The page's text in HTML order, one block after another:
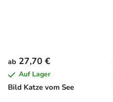
Bild Katze vom See
ab 27,70 €
Auf Lager